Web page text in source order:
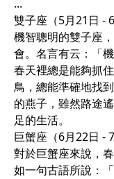
...
雙子座（5月21日 - 6
機智聰明的雙子座
會。名言有云：「
春天裡總是能夠抓
鳥，總能準確地找
的燕子，雖然路途
足的生活。
巨蟹座（6月22日 - 7
對於巨蟹座來說，
如一句古語所說：